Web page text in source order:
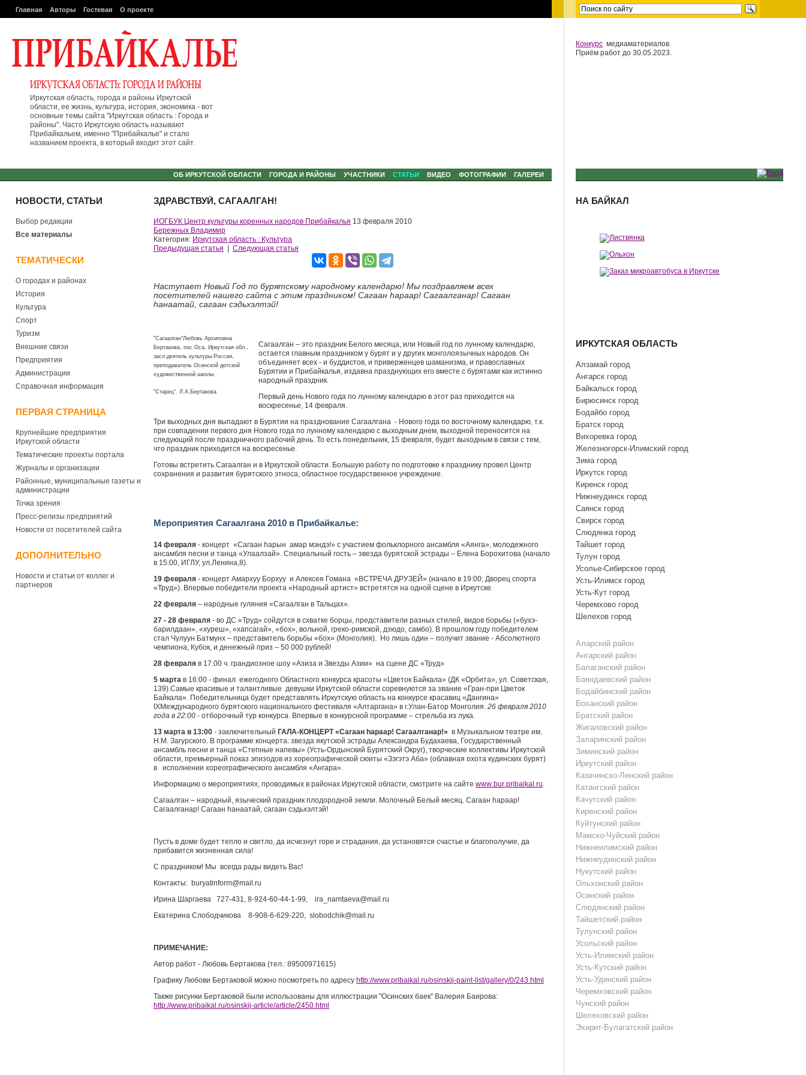
Главная Авторы Гостевая О проекте
Иркутская область, города и районы Иркутской
области, ее жизнь, культура, история, экономика - вот
основные темы сайта "Иркутская область : Города и
районы". Часто Иркутскую область называют
Прибайкальем, именно "Прибайкалье" и стало
названием проекта, в который входит этот сайт.
ОБ ИРКУТСКОЙ ОБЛАСТИ ГОРОДА И РАЙОНЫ УЧАСТНИКИ CТАТЬИ ВИДЕО ФОТОГРАФИИ ГАЛЕРЕИ
НОВОСТИ, СТАТЬИ
Выбор редакции
Все материалы
ТЕМАТИЧЕСКИ
О городах и районах
История
Культура
Спорт
Туризм
Внешние связи
Предприятия
Администрации
Справочная информация
ПЕРВАЯ СТРАНИЦА
Крупнейшие предприятия
Иркутской области
Тематические проекты портала
Журналы и организации
Районные, муниципальные газеты и
администрации
Точка зрения
Пресс-релизы предприятий
Новости от посетителей сайта
ДОПОЛНИТЕЛЬНО
Новости и статьи от коллег и
партнеров
ЗДРАВСТВУЙ, САГААЛГАН!
ИОГБУК Центр культуры коренных народов Прибайкалья 13 февраля 2010
Бережных Владимир
Категория: Иркутская область : Культура
Предыдущая статья
Следующая статья
Наступает Новый Год по бурятскому народному календарю! Мы поздравляем всех
посетителей нашего сайта с этим праздником! Сагаан hараар! Сагаалганар! Сагаан
hанаатай, сагаан сэдьхэлтэй!
"Сагаалган"Любовь Архиповна
Бертакова, пос.Оса, Иркутская обл.,
засл.деятель культуры России,
преподаватель Осинской детской
художественной школы.
"Старец". Л.А.Бертакова
Сагаалган – это праздник Белого месяца, или Новый год по лунному календарю,
остается главным праздником у бурят и у других монголоязычных народов. Он
объединяет всех - и буддистов, и приверженцев шаманизма, и православных
Бурятии и Прибайкалья, издавна празднующих его вместе с бурятами как истинно
народный праздник.
Первый день Нового года по лунному календарю в этот раз приходится на
воскресенье, 14 февраля.
Три выходных дня выпадают в Бурятии на празднование Сагаалгана - Нового года по восточному календарю, т.к.
при совпадении первого дня Нового года по лунному календарю с выходным днем, выходной переносится на
следующий после праздничного рабочий день. То есть понедельник, 15 февраля, будет выходным в связи с тем,
что праздник приходится на воскресенье.
Готовы встретить Сагаалган и в Иркутской области. Большую работу по подготовке к празднику провел Центр
сохранения и развития бурятского этноса, областное государственное учреждение.
Мероприятия Сагаалгана 2010 в Прибайкалье:
14 февраля - концерт «Сагаан haрын амар мэндэ!» с участием фольклорного ансамбля «Аянга», молодежного
ансамбля песни и танца «Улаалзай». Специальный гость – звезда бурятской эстрады – Елена Борохитова (начало
в 15:00, ИГЛУ, ул.Ленина,8).
19 февраля - концерт Амархуу Борхуу и Алексея Гомана «ВСТРЕЧА ДРУЗЕЙ» (начало в 19:00; Дворец спорта
«Труд»). Впервые победители проекта «Народный артист» встретятся на одной сцене в Иркутске.
22 февраля – народные гуляния «Сагаалган в Тальцах».
27 - 28 февраля - во ДС «Труд» сойдутся в схватке борцы, представители разных стилей, видов борьбы («бухэ-
барилдаан», «хуреш», «хапсагай», «бох», вольной, греко-римской, дзюдо, самбо). В прошлом году победителем
стал Чулуун Батмунх – представитель борьбы «бох» (Монголия). Но лишь один – получит звание - Абсолютного
чемпиона, Кубок, и денежный приз – 50 000 рублей!
28 февраля в 17.00 ч. грандиозное шоу «Азиза и Звезды Азии» на сцене ДС «Труд»
5 марта в 16:00 - финал ежегодного Областного конкурса красоты «Цветок Байкала» (ДК «Орбита», ул. Советская,
139).Самые красивые и талантливые девушки Иркутской области соревнуются за звание «Гран-при Цветок
Байкала». Победительница будет представлять Иркутскую область на конкурсе красавиц «Дангина»
IXМеждународного бурятского национального фестиваля «Алтаргана» в г.Улан-Батор Монголия. 26 февраля 2010
года в 22:00 - отборочный тур конкурса. Впервые в конкурсной программе – стрельба из лука.
13 марта в 13:00 - заключительный ГАЛА-КОНЦЕРТ «Сагаан hараар! Сагаалганар!» в Музыкальном театре им.
Н.М. Загурского. В программе концерта: звезда якутской эстрады Александра Будахаева, Государственный
ансамбль песни и танца «Степные напевы» (Усть-Ордынский Бурятский Округ), творческие коллективы Иркутской
области, премьерный показ эпизодов из хореографической сюиты «Зэгэтэ Аба» (облавная охота кудинских бурят)
в исполнении хореографического ансамбля «Ангара».
Информацию о мероприятиях, проводимых в районах Иркутской области, смотрите на сайте www.bur.pribaikal .ru.
Сагаалган – народный, языческий праздник плодородной земли. Молочный Белый месяц. Сагаан hараар!
Сагаалганар! Сагаан hанаатай, сагаан сэдьхэлтэй!
Пусть в доме будет тепло и светло, да исчезнут горе и страдания, да установятся счастье и благополучие, да
прибавится жизненная сила!
С праздником! Мы всегда рады видеть Вас!
Контакты: buryatinform@mail .ru
Ирина Шаргаева 727-431, 8-924-60-44-1-99, ira namtaeva@mail .ru
Екатерина Слободчикова 8-908-6-629-220, slobodchik@mail .ru
ПРИМЕЧАНИЕ:
Автор работ - Любовь Бертакова (тел.: 89500971615)
Графику Любови Бертаковой можно посмотреть по адресу http://www.pribaikal.ru/osinskij-paint-list/gallery/0/243.html
Также рисунки Бертаковой были использованы для иллюстрации "Осинских баек" Валерия Баирова:
http://www.pribaikal.ru/osinskij-article/article/2450.html
Конкурс медиаматериалов.
Приём работ до 30.05.2023.
НА БАЙКАЛ
ИРКУТСКАЯ ОБЛАСТЬ
Алзамай город
Ангарск город
Байкальск город
Бирюсинск город
Бодайбо город
Братск город
Вихоревка город
Железногорск-Илимский город
Зима город
Иркутск город
Киренск город
Нижнеудинск город
Саянск город
Свирск город
Слюдянка город
Тайшет город
Тулун город
Усолье-Сибирское город
Усть-Илимск город
Усть-Кут город
Черемхово город
Шелехов город
Аларский район
Ангарский район
Балаганский район
Баяндаевский район
Бодайбинский район
Боханский район
Братский район
Жигаловский район
Заларинский район
Зиминский район
Иркутский район
Казачинско-Ленский район
Катангский район
Качугский район
Киренский район
Куйтунский район
Мамско-Чуйский район
Нижнеилимский район
Нижнеудинский район
Нукутский район
Ольхонский район
Осинский район
Слюдянский район
Тайшетский район
Тулунский район
Усольский район
Усть-Илимский район
Усть-Кутский район
Усть-Удинский район
Черемховский район
Чунский район
Шелеховский район
Эхирит-Булагатский район